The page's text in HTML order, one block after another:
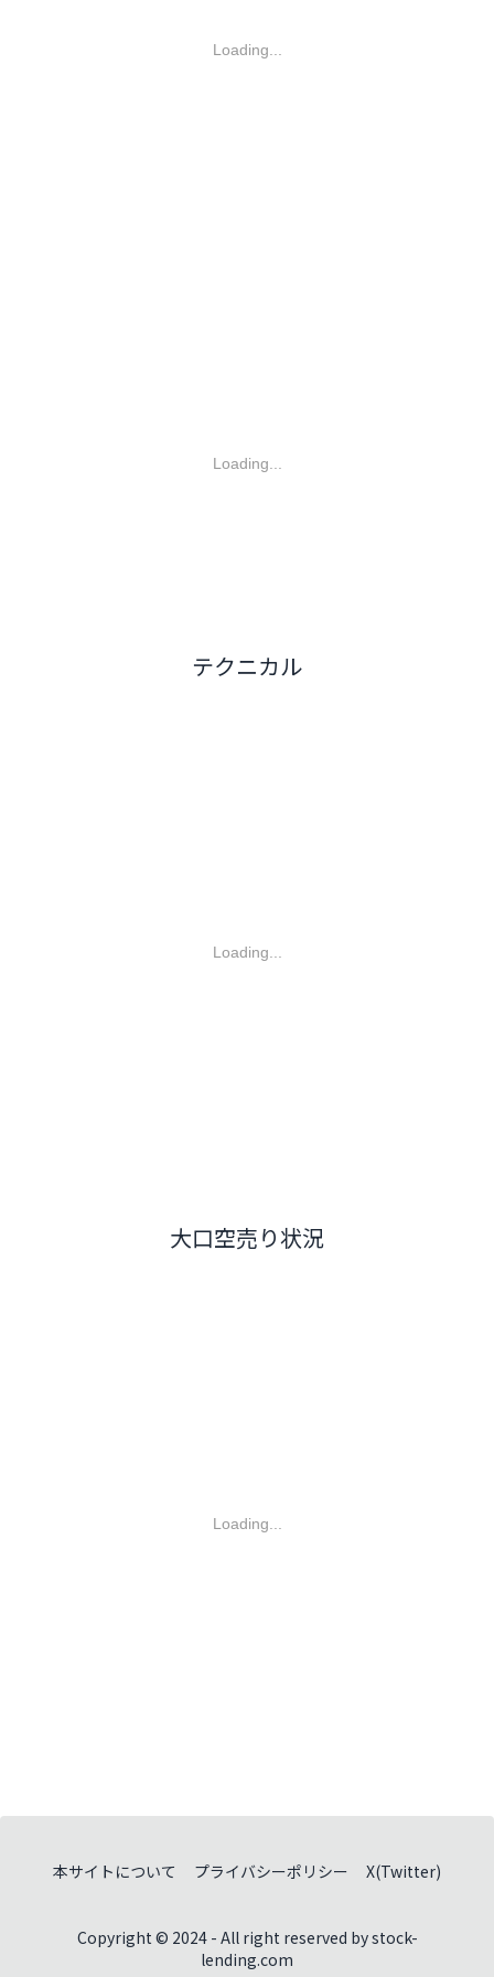
Loading...
Loading...
テクニカル
Loading...
大口空売り状況
Loading...
本サイトについて プライバシーポリシー X(Twitter)
Copyright © 2024 - All right reserved by stock-
lending.com